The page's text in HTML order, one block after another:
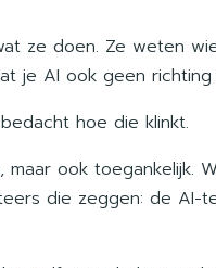
ze doen. Ze weten
je AI ook geen
hoe die klinkt.
ook toegankelijk.
die zeggen: de